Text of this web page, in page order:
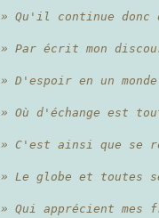
» Qu'il continue donc
» Par écrit mon
» D'espoir en un
» Où d'échange est
» C'est ainsi que se
» Le globe et toutes
» Qui apprécient mes